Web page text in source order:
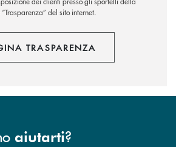
del sito internet.
TRASPARENZA
aiutarti?